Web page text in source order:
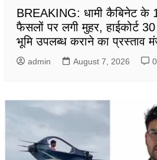
BREAKING: धामी कैबिनेट के
फैसलों पर लगी मुहर, हाईकोर्ट
भूमि उपलब्ध कराने का प्रस्ताव
admin August 7, 2026 0